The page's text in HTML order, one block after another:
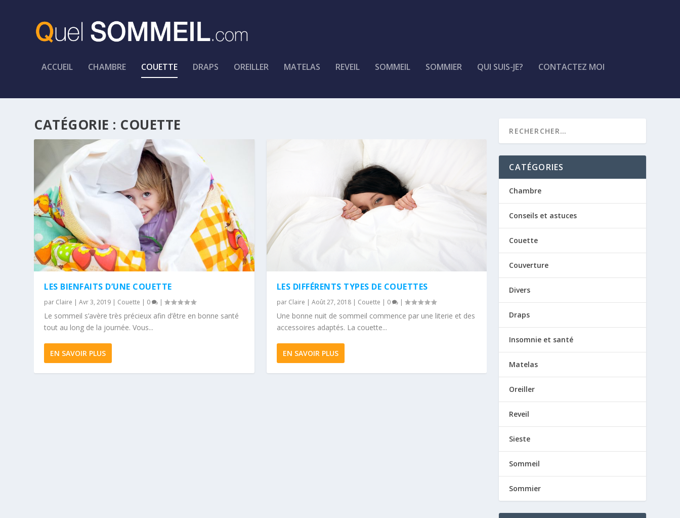
ACCUEIL CHAMBRE COUETTE DRAPS OREILLER MATELAS REVEIL SOMMEIL SOMMIER QUI SUIS-JE? CONTACTEZ MOI
CATÉGORIE : COUETTE
LES BIENFAITS D’UNE COUETTE
par Claire |Avr 3, 2019 | Couette | 0 |
Le sommeil s’avère très précieux afin d’être en bonne santé
tout au long de la journée. Vous...
EN SAVOIR PLUS
LES DIFFÉRENTS TYPES DE COUETTES
par Claire | Août 27, 2018| Couette | 0 |
Une bonne nuit de sommeil commence par une literie et des
accessoires adaptés. La couette...
EN SAVOIR PLUS
CATÉGORIES
Chambre
Conseils et astuces
Couette
Couverture
Divers
Draps
Insomnie et santé
Matelas
Oreiller
Reveil
Sieste
Sommeil
Sommier